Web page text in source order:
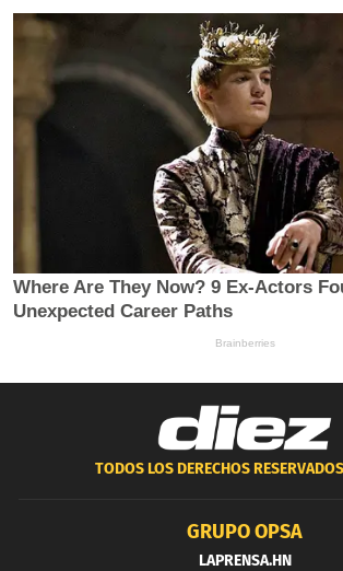
TODOS LOS DERECHOS
GRUPO OPSA
LAPRENSA.HN